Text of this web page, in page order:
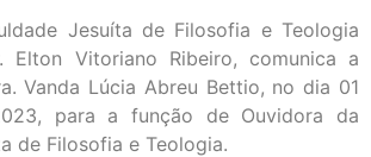
Jesuíta de Filosofia e Teologia
Elton Vitoriano Ribeiro, comunica a
Vanda Lúcia Abreu Bettio, no dia 01
para a função de Ouvidora da
de Filosofia e Teologia.